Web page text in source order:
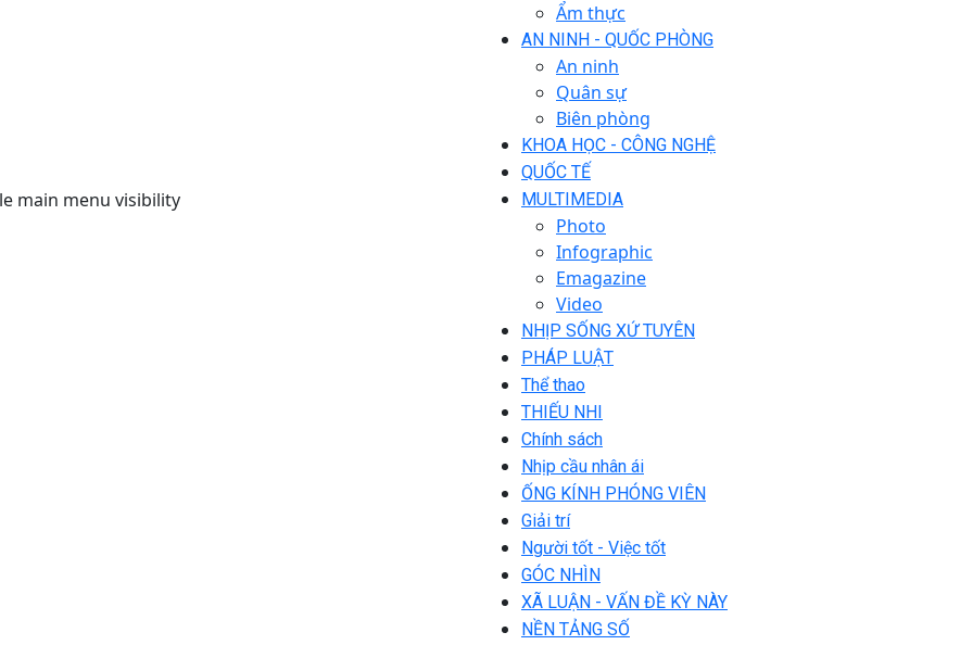
main menu visibility
Ẩm thực
AN NINH - QUỐC PHÒNG
An ninh
Quân sự
Biên phòng
KHOA HỌC - CÔNG NGHỆ
QUỐC TẾ
MULTIMEDIA
Photo
Infographic
Emagazine
Video
NHỊP SỐNG XỨ TUYÊN
PHÁP LUẬT
Thể thao
THIẾU NHI
Chính sách
Nhịp cầu nhân ái
ỐNG KÍNH PHÓNG VIÊN
Giải trí
Người tốt - Việc tốt
GÓC NHÌN
XÃ LUẬN - VẤN ĐỀ KỲ NÀY
NỀN TẢNG SỐ